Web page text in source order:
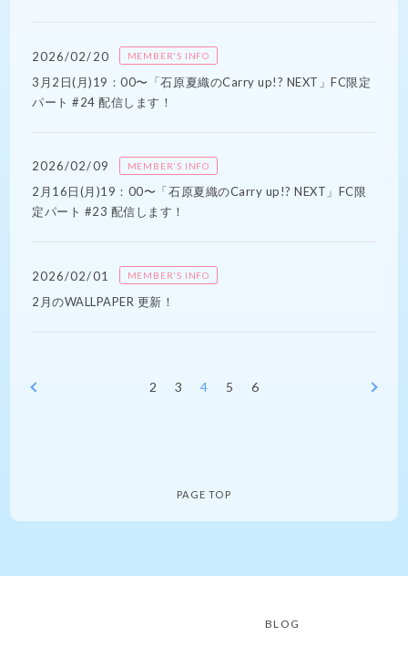
2026/02/20 MEMBER'S INFO
3月2日(月)19：00〜「石原夏織のCarry up!? NEXT」FC限定
パート #24 配信します！
2026/02/09 MEMBER'S INFO
2月16日(月)19：00〜「石原夏織のCarry up!? NEXT」FC限
定パート #23 配信します！
2026/02/01 MEMBER'S INFO
2月のWALLPAPER 更新！
2 3 4 5 6
PAGE TOP
BLOG